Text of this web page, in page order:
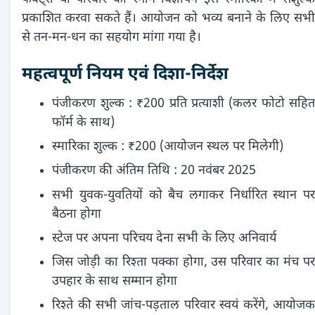
प्रकाशित करवा सकते हैं। आयोजन को भव्य बनाने के लिए सभी
से तन-मन-धन का सहयोग मांगा गया है।
महत्वपूर्ण नियम एवं दिशा-निर्देश
पंजीकरण शुल्क : ₹200 प्रति प्रत्याशी (कलर फोटो सहित
फॉर्म के साथ)
स्मारिका शुल्क : ₹200 (आयोजन स्थल पर मिलेगी)
पंजीकरण की अंतिम तिथि : 20 नवंबर 2025
सभी युवक-युवतियों को बैच लगाकर निर्धारित स्थान पर
बैठना होगा
स्टेज पर अपना परिचय देना सभी के लिए अनिवार्य
जिस जोड़ी का रिश्ता पक्का होगा, उस परिवार का मंच पर
उपहार के साथ सम्मान होगा
रिश्ते की सभी जांच-पड़ताल परिवार स्वयं करेंगे, आयोजक